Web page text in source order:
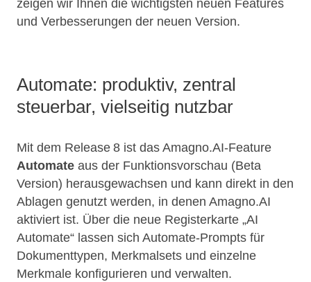
zeigen wir Ihnen die wichtigsten neuen Features
und Verbesserungen der neuen Version.
Automate: produktiv, zentral
steuerbar, vielseitig nutzbar
Mit dem Release 8 ist das Amagno.AI-Feature
Automate aus der Funktionsvorschau (Beta
Version) herausgewachsen und kann direkt in den
Ablagen genutzt werden, in denen Amagno.AI
aktiviert ist. Über die neue Registerkarte „AI
Automate“ lassen sich Automate‑Prompts für
Dokumenttypen, Merkmalsets und einzelne
Merkmale konfigurieren und verwalten.